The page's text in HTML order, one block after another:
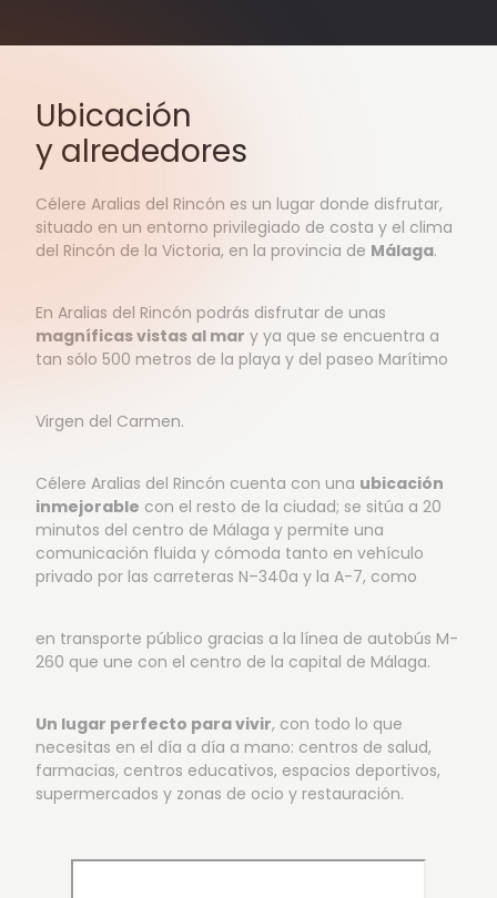
Ubicación
y alrededores
Célere Aralias del Rincón es un lugar donde disfrutar,
situado en un entorno privilegiado de costa y el clima
del Rincón de la Victoria, en la provincia de Málaga.
En Aralias del Rincón podrás disfrutar de unas
magníficas vistas al mar y ya que se encuentra a
tan sólo 500 metros de la playa y del paseo Marítimo
Virgen del Carmen.
Célere Aralias del Rincón cuenta con una ubicación
inmejorable con el resto de la ciudad; se sitúa a 20
minutos del centro de Málaga y permite una
comunicación fluida y cómoda tanto en vehículo
privado por las carreteras N–340a y la A-7, como
en transporte público gracias a la línea de autobús M-
260 que une con el centro de la capital de Málaga.
Un lugar perfecto para vivir, con todo lo que
necesitas en el día a día a mano: centros de salud,
farmacias, centros educativos, espacios deportivos,
supermercados y zonas de ocio y restauración.